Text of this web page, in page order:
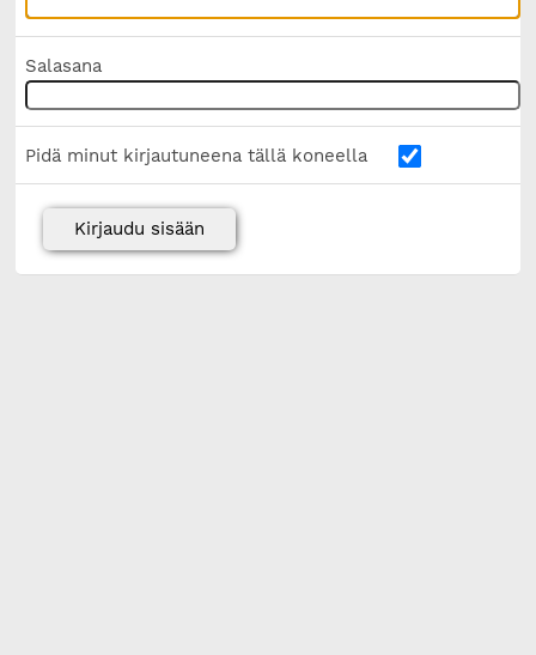
Salasana
Pidä minut kirjautuneena tällä koneella